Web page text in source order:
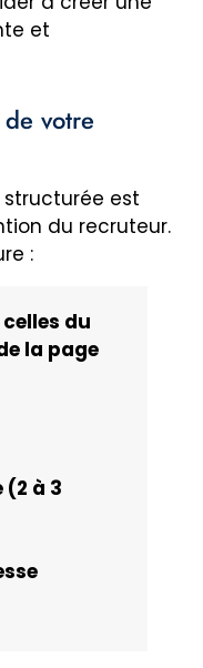
et
de votre
est
du recruteur.
:
du
la page
(2 à 3